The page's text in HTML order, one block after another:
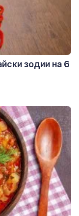
зодии на 6